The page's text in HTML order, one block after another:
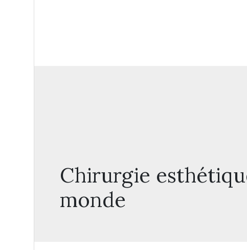
Chirurgie
monde